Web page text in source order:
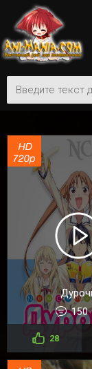
150
28